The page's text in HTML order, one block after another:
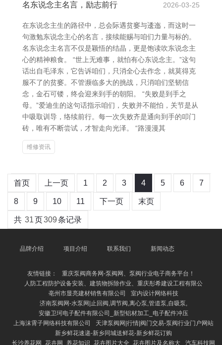
名东说念主名言，励志前行 2026-03-25
在东说念主生的路径中，总会际遇贫窭与逶迤，而这时一
句激勉东说念主心的名言，接续能赐与咱们力量与标的。
名东说念主名言不仅是颖悟的结晶，更是饱读吹东说念主
心的精神粮食。 “世上无难事，就怕有心东说念主。”这句
话出自毛泽东，它告诉咱们，只消全心去作念，就莫得克
服不了的贫窭。不管濒临多大的挑战，只消咱们坚韧信
念，金石可镂，终会迎来到手的朝阳。 “失败是到手之
母。”爱迪生的这句话指示咱们，失败并不能怕，关节是从
中吸取训导，络续前行。每一次失败齐是通向到手的叩门
砖，唯有不断尝试，才智走向光泽。 “路漫漫其
维修资讯
首页 上一页 1 2 3 4 5 6 7
8 9 10 11 下一页 末页
共 31页309条记录
品牌介绍 项目介绍 联系我们 新闻动态
友情链接：
重庆泵阀商务网-泵阀网、泵阀行业电子商务平台！
人防工程防护设备安装、建筑物拆除作业、重庆彤希建设工程有限公
亳州市显亮建材销售有限公司
室内设计网络科技
济南泵阀网-水泵网|止回阀,调节阀,离心泵,管道泵,自吸泵,
安徽卫珂电子配件有限公司_新型铝材加工_电子配件冲压
上海沫霄子网络科技有限公司
天津泵阀网|行情|阀门交易-泵阀行业门户网站
新乡鲜花速递-新乡同城送鲜花-新乡鲜花订购
长沙养花网_花卉网_养花知识_花卉图片大全_花卉图片及名称大
汽车科技网